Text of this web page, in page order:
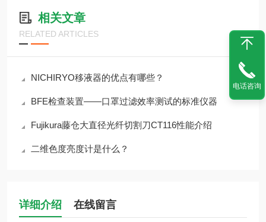
相关文章
RELATED ARTICLES
NICHIRYO移液器的优点有哪些？
BFE检查装置——口罩过滤效率测试的标准仪器
Fujikura藤仓大直径光纤切割刀CT116性能介绍
二维色度亮度计是什么？
详细介绍 在线留言
电话咨询